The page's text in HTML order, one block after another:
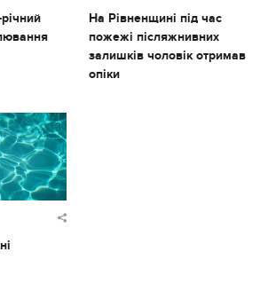
На Рівненщині під час
пожежі післяжнивних
залишків чоловік отримав
опіки